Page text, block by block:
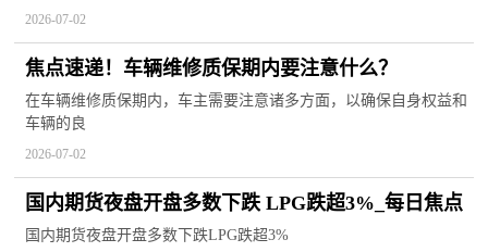
2026-07-02
焦点速递！车辆维修质保期内要注意什么？
在车辆维修质保期内，车主需要注意诸多方面，以确保自身权益和
车辆的良
2026-07-02
国内期货夜盘开盘多数下跌 LPG跌超3%_每日焦点
国内期货夜盘开盘多数下跌LPG跌超3%